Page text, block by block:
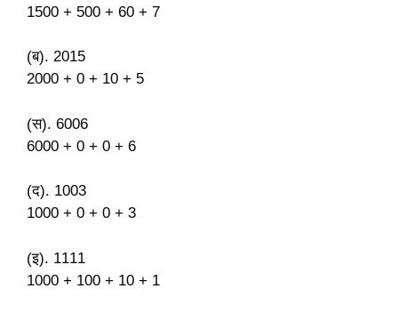
1500 + 500 + 60 + 7
(ब). 2015
2000 + 0 + 10 + 5
(स). 6006
6000 + 0 + 0 + 6
(द). 1003
1000 + 0 + 0 + 3
(इ). 1111
1000 + 100 + 10 + 1